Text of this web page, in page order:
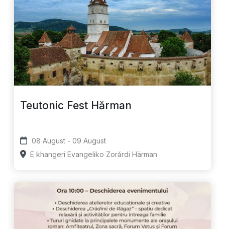
Teutonic Fest Hărman
08 August - 09 August
E khangeri Evangeliko Zorǎrdi Härman